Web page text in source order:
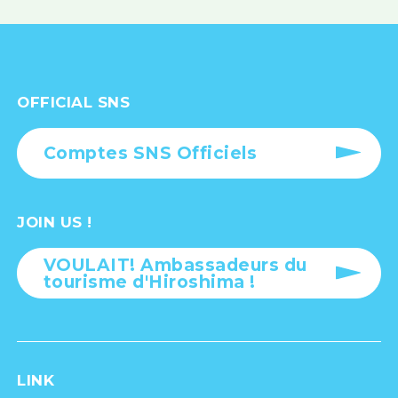
OFFICIAL SNS
Comptes SNS Officiels
JOIN US !
VOULAIT! Ambassadeurs du
tourisme d'Hiroshima !
LINK